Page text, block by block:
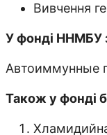
Вивчення
У фонді ННМБУ
Автоиммунные
Також у фонді